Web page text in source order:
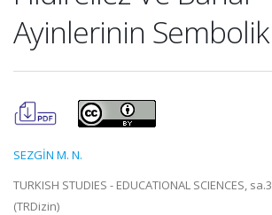
Ayinlerinin
SEZGİN M. N.
TURKISH STUDIES - EDUCATIONAL SCIENCES,
(TRDizin)